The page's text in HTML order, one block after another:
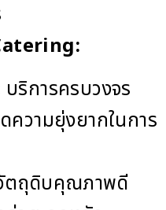
บริการครบวงจร
ความยุ่งยากในการ
ตถุดิบคุณภาพดี